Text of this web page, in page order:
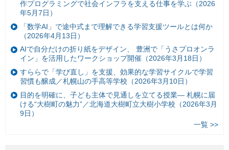
作プログラミングで社会インフラを支える仕事を学ぶ（2026
年5月7日）
「数学AI」で途中式まで理解できる学習支援ツールとは何か
（2026年4月13日）
AIで自分だけの折り紙をデザイン、 豊洲で「うさプロオンラ
イン」を活用したワークショップ開催（2026年3月18日）
すららで「学び直し」を支援、効果的な学習サイクルで学習
習慣も醸成／札幌山の手高等学校（2026年3月10日）
目的を明確に、子ども主体で見通しを立てる授業— 札幌に届
ける“大樹町の魅力”／北海道大樹町立大樹小学校（2026年3月
9日）
一覧 >>